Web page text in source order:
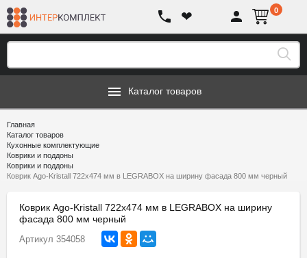
❤ 0
Каталог товаров
Главная
Каталог товаров
Кухонные комплектующие
Коврики и поддоны
Коврики и поддоны
Коврик Ago-Kristall 722х474 мм в LEGRABOX на ширину фасада 800 мм черный
Коврик Ago-Kristall 722х474 мм в LEGRABOX на ширину
фасада 800 мм черный
Артикул 354058